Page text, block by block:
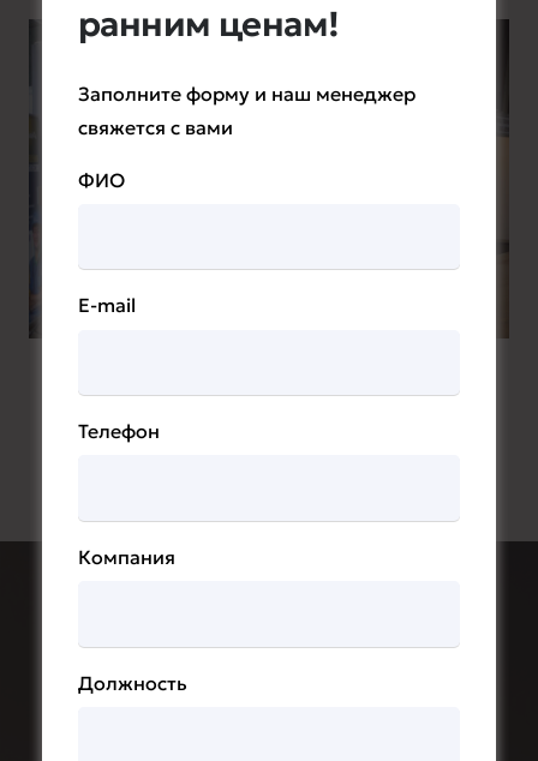
ранним ценам!
Заполните форму и наш менеджер
свяжется с вами
ФИО
E-mail
Телефон
Компания
Должность